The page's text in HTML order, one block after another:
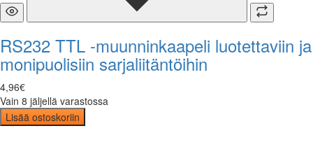
RS232 TTL -muunninkaapeli luotettaviin ja
monipuolisiin sarjaliitäntöihin
4,96€
Vain 8 jäljellä varastossa
Lisää ostoskoriin